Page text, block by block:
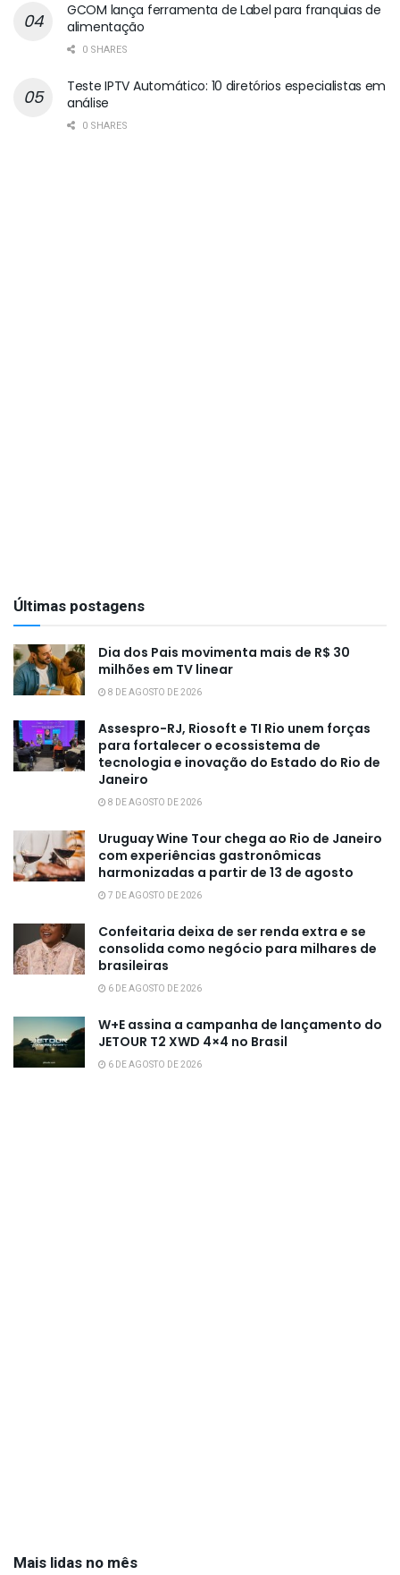
GCOM lança ferramenta de Label para franquias de
alimentação
0 SHARES
Teste IPTV Automático: 10 diretórios especialistas em
análise
0 SHARES
Últimas postagens
Dia dos Pais movimenta mais de R$ 30
milhões em TV linear
8 DE AGOSTO DE 2026
Assespro-RJ, Riosoft e TI Rio unem forças
para fortalecer o ecossistema de
tecnologia e inovação do Estado do Rio de
Janeiro
8 DE AGOSTO DE 2026
Uruguay Wine Tour chega ao Rio de Janeiro
com experiências gastronômicas
harmonizadas a partir de 13 de agosto
7 DE AGOSTO DE 2026
Confeitaria deixa de ser renda extra e se
consolida como negócio para milhares de
brasileiras
6 DE AGOSTO DE 2026
W+E assina a campanha de lançamento do
JETOUR T2 XWD 4×4 no Brasil
6 DE AGOSTO DE 2026
Mais lidas no mês